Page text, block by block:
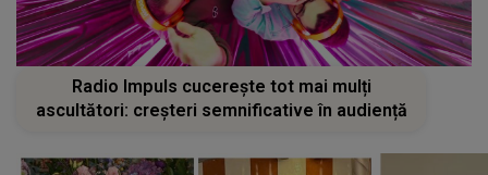
Radio Impuls cucerește tot mai mulți
ascultători: creșteri semnificative în audiență